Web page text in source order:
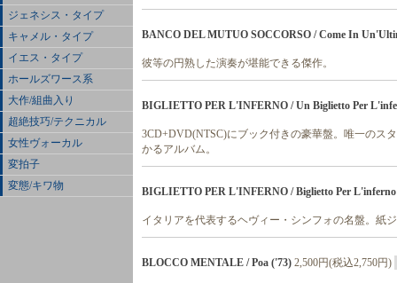
ジェネシス・タイプ
キャメル・タイプ
イエス・タイプ
ホールズワース系
大作/組曲入り
超絶技巧/テクニカル
女性ヴォーカル
変拍子
変態/キワ物
BANCO DEL MUTUO SOCCORSO / Come In
彼等の円熟した演奏が堪能できる傑作。
BIGLIETTO PER L'INFERNO / Un Biglietto Per
3CD+DVD(NTSC)にブック付きの豪華盤。唯一のス
かるアルバム。
BIGLIETTO PER L'INFERNO / Biglietto Per
イタリアを代表するヘヴィー・シンフォの名盤。紙
BLOCCO MENTALE / Poa ('73) 2,500円(税込2,750円)